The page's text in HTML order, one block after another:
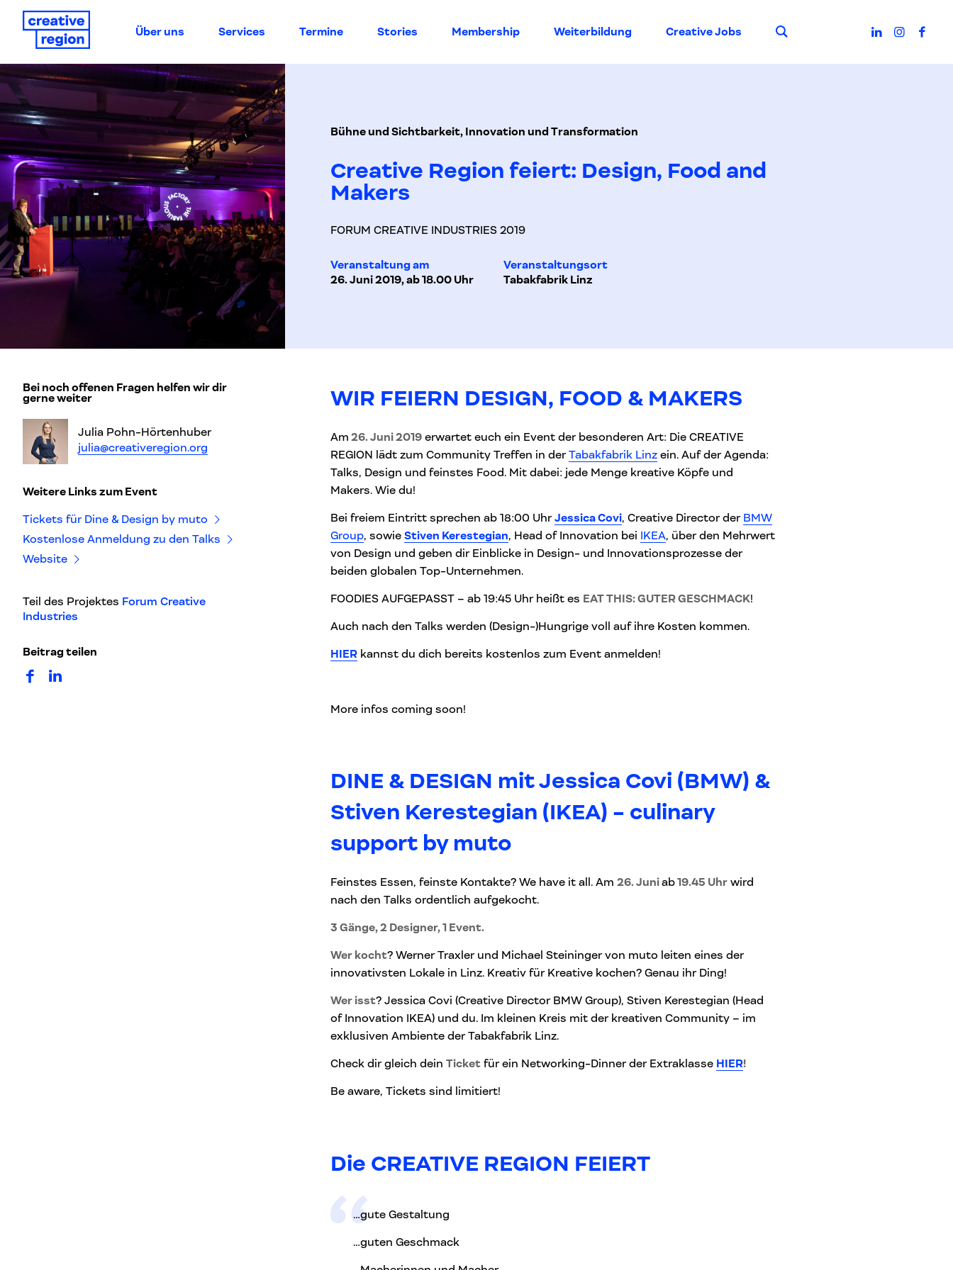
Über uns Services Termine Stories Membership Weiterbildung Creative Jobs Suche
Bühne und Sichtbarkeit, Innovation und Transformation
Creative Region feiert: Design, Food and
Makers
FORUM CREATIVE INDUSTRIES 2019
Veranstaltung am
26. Juni 2019, ab 18.00 Uhr
Veranstaltungsort
Tabakfabrik Linz
Bei noch offenen Fragen helfen wir dir
gerne weiter
Julia Pohn-Hörtenhuber
julia@creativeregion.org
Weitere Links zum Event
Tickets für Dine & Design by muto
Kostenlose Anmeldung zu den Talks
Website
Teil des Projektes Forum Creative
Industries
Beitrag teilen
auf Facebook teilen
auf LinkedIn teilen
WIR FEIERN DESIGN, FOOD & MAKERS
Am 26. Juni 2019erwartet euch ein Event der besonderen Art: Die CREATIVE
REGION lädt zum Community Treffen in derTabakfabrik Linzein. Auf der Agenda:
Talks, Design und feinstes Food. Mit dabei: jede Menge kreative Köpfe und
Makers. Wie du!
Bei freiem Eintritt sprechen ab 18:00 UhrJessica Covi, Creative Director der BMW
Group, sowie Stiven Kerestegian, Head of Innovation bei IKEA, über den Mehrwert
von Design und geben dir Einblicke in Design- und Innovationsprozesse der
beiden globalen Top-Unternehmen.
FOODIES AUFGEPASST – ab 19:45 Uhr heißt es EAT THIS: GUTER GESCHMACK!
Auch nach den Talks werden (Design-)Hungrige voll auf ihre Kosten kommen.
HIERkannst du dich bereits kostenlos zum Event anmelden!
More infos coming soon!
DINE & DESIGN mit Jessica Covi (BMW) &
Stiven Kerestegian (IKEA) - culinary
support by muto
Feinstes Essen, feinste Kontakte? We have it all. Am 26. Juniab19.45 Uhrwird
nach den Talks ordentlich aufgekocht.
3 Gänge, 2 Designer, 1 Event.
Wer kocht? Werner Traxler und Michael Steininger von muto leiten eines der
innovativsten Lokale in Linz. Kreativ für Kreative kochen? Genau ihr Ding!
Wer isst? Jessica Covi (Creative Director BMW Group), Stiven Kerestegian (Head
of Innovation IKEA) und du. Im kleinen Kreis mit der kreativen Community – im
exklusiven Ambiente der Tabakfabrik Linz.
Check dir gleich dein Ticketfür ein Networking-Dinner der Extraklasse HIER!
Be aware, Tickets sind limitiert!
Die CREATIVE REGION FEIERT
…gute Gestaltung
…guten Geschmack